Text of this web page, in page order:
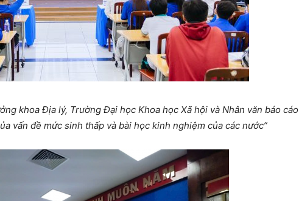
khoa Địa lý, Trường Đại học Khoa học Xã hội và Nhân văn báo cáo
vấn đề mức sinh thấp và bài học kinh nghiệm của các nước”